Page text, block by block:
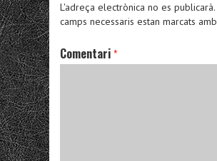
L'adreça electrònica no es publicarà.
camps necessaris estan marcats amb
Comentari *